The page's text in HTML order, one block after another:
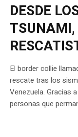
DESDE
TSUNAMI,
El border collie
rescate tras los
Venezuela. Gracias
personas que